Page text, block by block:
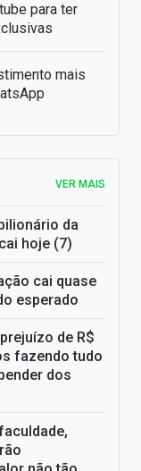
para ter
mais
VER MAIS
da
hoje (7)
cai quase
esperado
de R$
fazendo tudo
dos